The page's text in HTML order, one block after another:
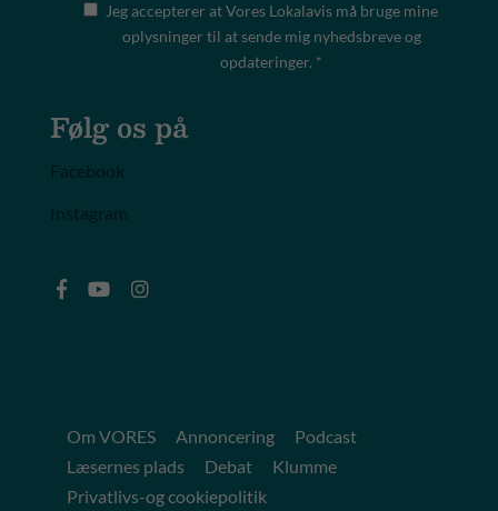
Jeg accepterer at Vores Lokalavis må bruge mine
oplysninger til at sende mig nyhedsbreve og
opdateringer. *
Følg os på
Om VORES Annoncering
Podcast
Læsernes plads
Debat
Klumme
Privatlivs-og cookiepolitik